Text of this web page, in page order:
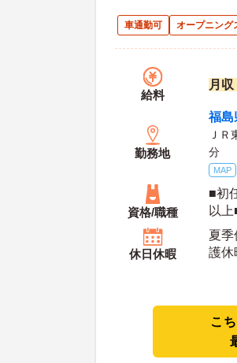
車通勤可 オープニング
給料
月
勤務地
福島
Ｊ
分
MAP
資格/職種
■初
以
方
ーか
お持
休日休暇
夏季
護休
こ